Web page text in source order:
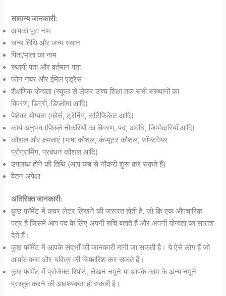
सामान्य जानकारी:
आपका पूरा नाम
जन्म तिथि और जन्म स्थान
पिता/माता का नाम
स्थायी पता और वर्तमान पता
फोन नंबर और ईमेल एड्रेस
शैक्षणिक योग्यता (स्कूल से लेकर उच्च शिक्षा तक सभी संस्थानों का
विवरण, डिग्री, डिप्लोमा आदि)
पेशेवर योग्यता (कोर्स, ट्रेनिंग, सर्टिफिकेट आदि)
कार्य अनुभव (पिछले नौकरियों का विवरण, पद, अवधि, जिम्मेदारियाँ आदि)
कौशल और क्षमताएं (भाषा कौशल, कंप्यूटर कौशल, सॉफ्टवेयर
प्रोग्रामिंग, प्रबंधन कौशल आदि)
उपलब्ध होने की तिथि (आप कब से नौकरी शुरू कर सकते हैं)
वेतन अपेक्षा
अतिरिक्त जानकारी:
कुछ फॉर्मेट में कवर लेटर लिखने की जरूरत होती है, जो कि एक औपचारिक
पत्र है जिसमें आप पद के लिए अपनी रुचि बताते हैं और अपनी योग्यता का सारांश
देते हैं।
कुछ फॉर्मेट में आपके संदर्भों की जानकारी मांगी जा सकती है। ये ऐसे लोग हैं जो
आपके काम और चरित्र की सिफारिश कर सकते हैं।
कुछ फॉर्मेट में प्रोजेक्ट रिपोर्ट, लेखन नमूने या आपके काम के अन्य नमूने
प्रस्तुत करने की आवश्यकता हो सकती है।